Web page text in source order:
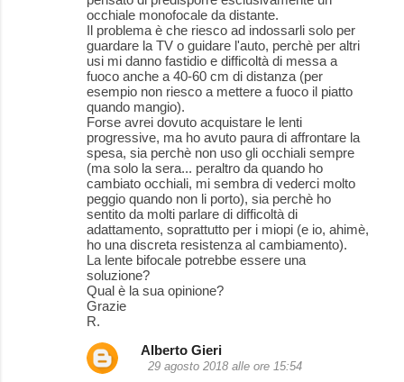
occhiale monofocale da distante.
Il problema è che riesco ad indossarli solo per
guardare la TV o guidare l'auto, perchè per altri
usi mi danno fastidio e difficoltà di messa a
fuoco anche a 40-60 cm di distanza (per
esempio non riesco a mettere a fuoco il piatto
quando mangio).
Forse avrei dovuto acquistare le lenti
progressive, ma ho avuto paura di affrontare la
spesa, sia perchè non uso gli occhiali sempre
(ma solo la sera... peraltro da quando ho
cambiato occhiali, mi sembra di vederci molto
peggio quando non li porto), sia perchè ho
sentito da molti parlare di difficoltà di
adattamento, soprattutto per i miopi (e io, ahimè,
ho una discreta resistenza al cambiamento).
La lente bifocale potrebbe essere una
soluzione?
Qual è la sua opinione?
Grazie
R.
Alberto Gieri
29 agosto 2018 alle ore 15:54